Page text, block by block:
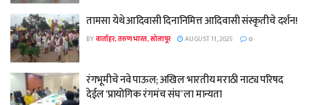
तामसा येथे आदिवासी दिनानिमित्त आदिवासी संस्कृतीचे दर्शन!
BYवार्ताहर, तरुण भारत, सोलापूर AUGUST 11, 2025 0
रंगभूमीचे नवे पाऊल; अखिल भारतीय मराठी नाट्य परिषद
देईल ‘प्रायोगिक रंगमंच संघ’ ला मान्यता